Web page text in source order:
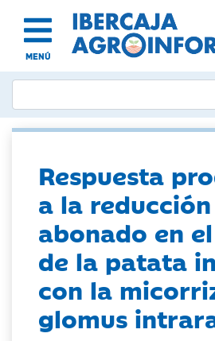
MENÚ
Respuesta
a la
abonado en
de la patata
con la
glomus